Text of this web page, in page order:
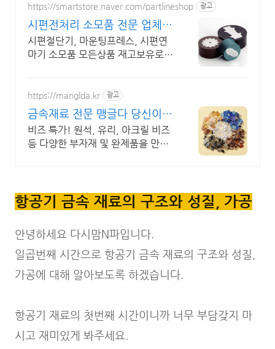
https://smartstore.naver.com/partlineshop 광고
시편전처리 소모품 전문 업체
파트라인!
시편절단기, 마운팅프레스, 시편연
마기 소모품 모든상품 재고보유로
https://manglda.kr 광고
금속재료 전문 맹글다 당신이
찾는 비즈 다 있다!
비즈 특가! 원석, 유리, 아크릴 비즈
등 다양한 부자재 및 완제품을 만나
항공기 금속 재료의 구조와 성질, 가공
안녕하세요 다시맘N파입니다.
일곱번째 시간으로 항공기 금속 재료의 구조와 성질,
가공에 대해 알아보도록 하겠습니다.
항공기 재료의 첫번째 시간이니까 너무 부담갖지 마
시고 재미있게 봐주세요.